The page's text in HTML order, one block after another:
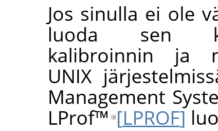
Jos sinulla ei ole
luoda sen
kalibroinnin ja
UNIX
Management
LProf™ [LPROF]